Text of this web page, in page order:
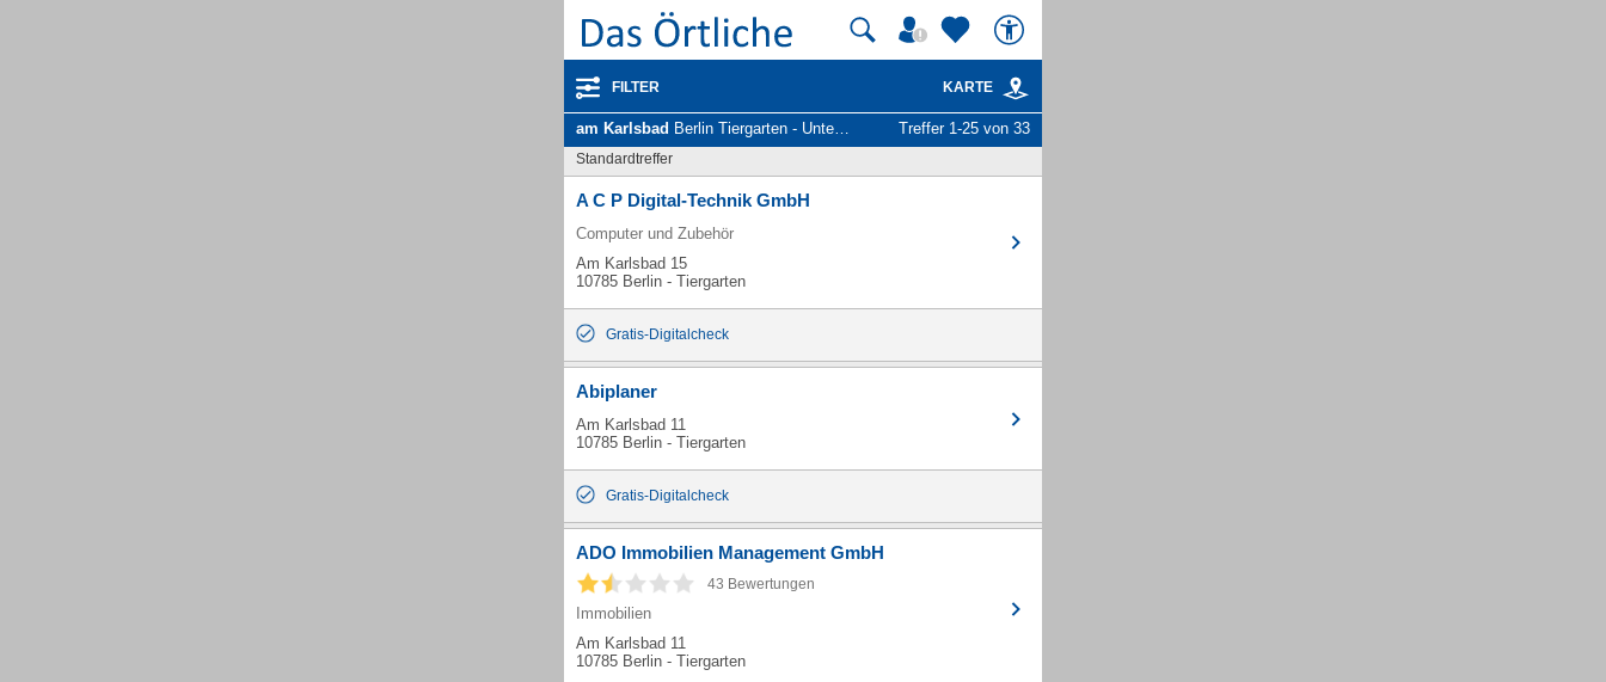
FILTER KARTE
am Karlsbad Berlin Tiergarten - Unternehmen und Personen Treffer 1-25 von 33
Standardtreffer
A C P Digital-Technik GmbH
Computer und Zubehör
Am Karlsbad 15
10785 Berlin - Tiergarten
Gratis-Digitalcheck
Abiplaner
Am Karlsbad 11
10785 Berlin - Tiergarten
Gratis-Digitalcheck
ADO Immobilien Management GmbH
43 Bewertungen
Immobilien
Am Karlsbad 11
10785 Berlin - Tiergarten